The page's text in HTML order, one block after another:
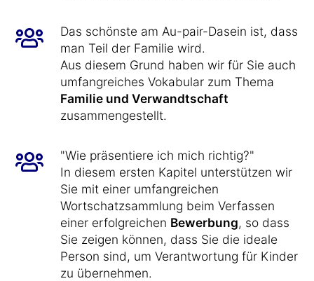
Das schönste am Au-pair-Dasein ist, dass
man Teil der Familie wird.
Aus diesem Grund haben wir für Sie auch
umfangreiches Vokabular zum Thema
Familie und Verwandtschaft
zusammengestellt.
"Wie präsentiere ich mich richtig?"
In diesem ersten Kapitel unterstützen wir
Sie mit einer umfangreichen
Wortschatzsammlung beim Verfassen
einer erfolgreichen Bewerbung, so dass
Sie zeigen können, dass Sie die ideale
Person sind, um Verantwortung für Kinder
zu übernehmen.